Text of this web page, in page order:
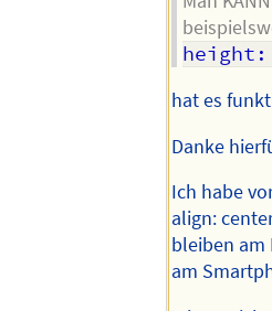
height:
hat es
Danke
Ich habe
align:
bleiben am
am